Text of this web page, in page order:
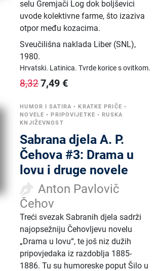
selu Gremjači Log dok boljševici
uvode kolektivne farme, što izaziva
otpor među kozacima.
Sveučilišna naklada Liber (SNL),
1980.
Hrvatski. Latinica.Tvrde korice s ovitkom.
8,327,49 €
HUMOR I SATIRA •KRATKE PRIČE •
NOVELE •PRIPOVIJETKE •RUSKA
KNJIŽEVNOST
Sabrana djela A. P.
Čehova #3: Drama u
lovu i druge novele
Anton Pavlovič
Čehov
Treći svezak Sabranih djela sadrži
najopsežniju Čehovljevu novelu
„Drama u lovu“, te još niz dužih
pripovjedaka iz razdoblja 1885-
1886. Tu su humoreske poput Šilo u